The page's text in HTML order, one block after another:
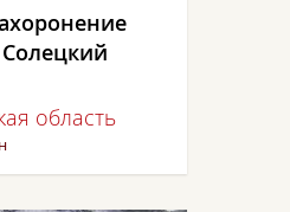
область